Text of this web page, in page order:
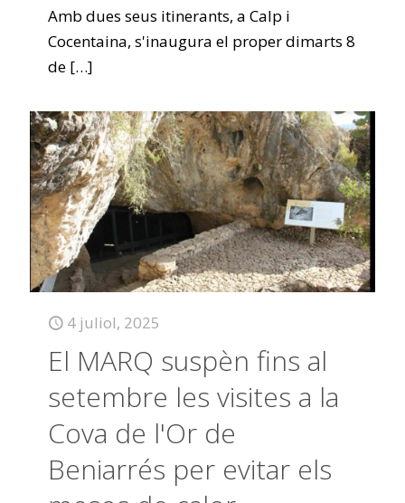
Amb dues seus itinerants, a Calp i
Cocentaina, s'inaugura el proper dimarts 8
de […]
4 juliol, 2025
El MARQ suspèn fins al
setembre les visites a la
Cova de l'Or de
Beniarrés per evitar els